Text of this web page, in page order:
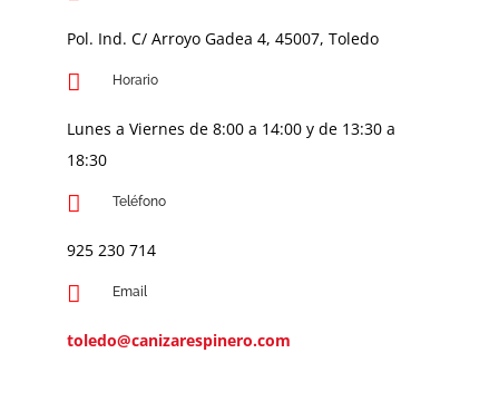
Pol. Ind. C/ Arroyo Gadea 4, 45007, Toledo
Horario
Lunes a Viernes de 8:00 a 14:00 y de 13:30 a
18:30
Teléfono
925 230 714
Email
toledo@canizarespinero.com